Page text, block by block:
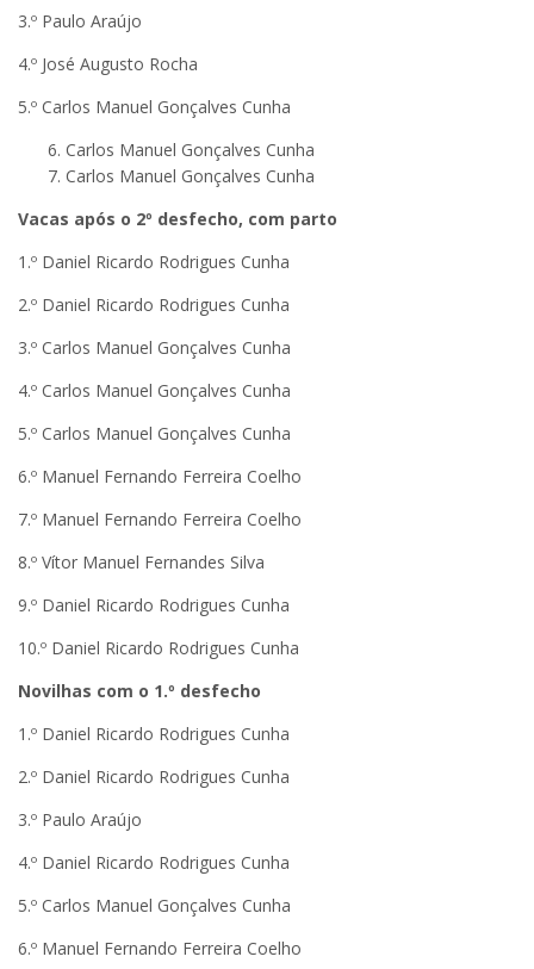
3.º Paulo Araújo
4.º José Augusto Rocha
5.º Carlos Manuel Gonçalves Cunha
Carlos Manuel Gonçalves Cunha
Carlos Manuel Gonçalves Cunha
Vacas após o 2º desfecho, com parto
1.º Daniel Ricardo Rodrigues Cunha
2.º Daniel Ricardo Rodrigues Cunha
3.º Carlos Manuel Gonçalves Cunha
4.º Carlos Manuel Gonçalves Cunha
5.º Carlos Manuel Gonçalves Cunha
6.º Manuel Fernando Ferreira Coelho
7.º Manuel Fernando Ferreira Coelho
8.º Vítor Manuel Fernandes Silva
9.º Daniel Ricardo Rodrigues Cunha
10.º Daniel Ricardo Rodrigues Cunha
Novilhas com o 1.º desfecho
1.º Daniel Ricardo Rodrigues Cunha
2.º Daniel Ricardo Rodrigues Cunha
3.º Paulo Araújo
4.º Daniel Ricardo Rodrigues Cunha
5.º Carlos Manuel Gonçalves Cunha
6.º Manuel Fernando Ferreira Coelho